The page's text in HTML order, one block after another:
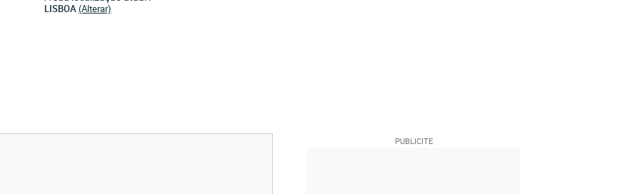
LISBOA(Alterar)